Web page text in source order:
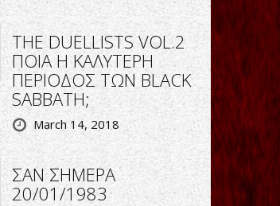
THE DUELLISTS VOL.2
ΠΟΙΑ Η ΚΑΛΥΤΕΡΗ
ΠΕΡΙΟΔΟΣ ΤΩΝ BLACK
SABBATH;
March 14, 2018
ΣΑΝ ΣΗΜΕΡΑ
20/01/1983